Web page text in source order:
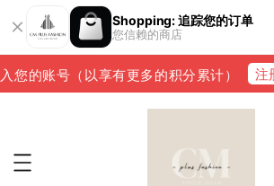
Shopping: 追踪您的订单
您信赖的商店
的账号（以享有更多的积分累计） 注册